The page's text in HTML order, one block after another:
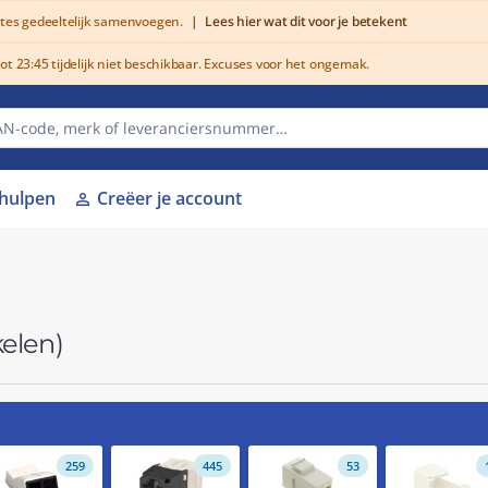
gedeeltelijk samenvoegen. | Lees hier wat dit voor je betekent
23:45 tijdelijk niet beschikbaar. Excuses voor het ongemak.
person Creëer je account
259 445 53